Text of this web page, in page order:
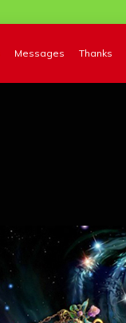
Messages Thanks